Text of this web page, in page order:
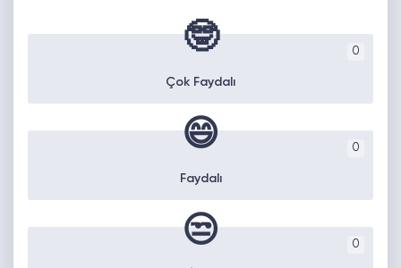
0
🤓
Çok Faydalı
0
😄
Faydalı
0
😒